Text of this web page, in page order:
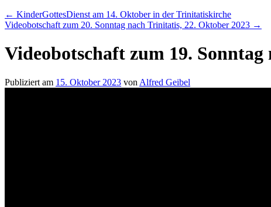
← KinderGottesDienst am 14. Oktober in der Trinitatiskirche
Videobotschaft zum 20. Sonntag nach Trinitatis, 22. Oktober 2023 →
Videobotschaft zum 19.
Publiziert am 15. Oktober 2023 von Alfred Geibel